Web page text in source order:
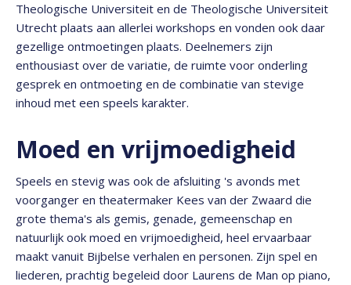
Theologische Universiteit en de Theologische Universiteit
Utrecht plaats aan allerlei workshops en vonden ook daar
gezellige ontmoetingen plaats. Deelnemers zijn
enthousiast over de variatie, de ruimte voor onderling
gesprek en ontmoeting en de combinatie van stevige
inhoud met een speels karakter.
Moed en vrijmoedigheid
Speels en stevig was ook de afsluiting 's avonds met
voorganger en theatermaker Kees van der Zwaard die
grote thema's als gemis, genade, gemeenschap en
natuurlijk ook moed en vrijmoedigheid, heel ervaarbaar
maakt vanuit Bijbelse verhalen en personen. Zijn spel en
liederen, prachtig begeleid door Laurens de Man op piano,